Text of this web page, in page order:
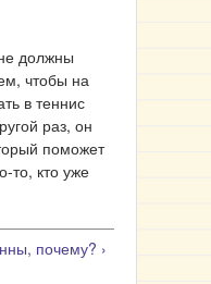
должны
чтобы на
в теннис
раз, он
поможет
то, кто уже
почему? ›